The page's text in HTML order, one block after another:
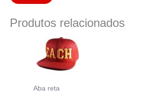
Produtos relacionados
Aba reta